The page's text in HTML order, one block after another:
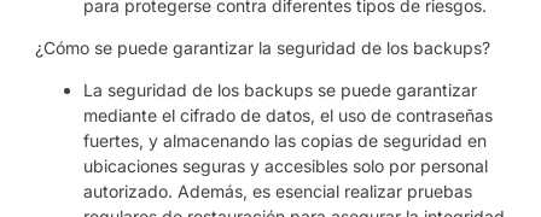
para protegerse contra diferentes tipos de riesgos.
¿Cómo se puede garantizar la seguridad de los backups?
La seguridad de los backups se puede garantizar
mediante el cifrado de datos, el uso de contraseñas
fuertes, y almacenando las copias de seguridad en
ubicaciones seguras y accesibles solo por personal
autorizado. Además, es esencial realizar pruebas